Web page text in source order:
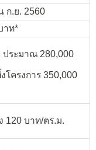
ก.ย. 2560
าท*
ประมาณ 280,000
โครงการ 350,000
120 บาท/ตร.ม.